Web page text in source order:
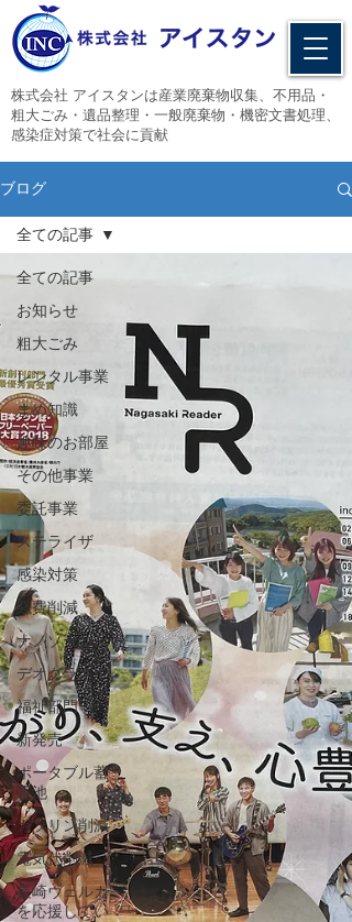
​株式会社 アイスタンは産業廃棄物収集、不用品・
粗大ごみ・遺品整理・一般廃棄物・機密文書処理、
感染症対策で社会に貢献
ブログ
全ての記事
お知らせ
粗大ごみ
レンタル事業
まめ知識
趣味のお部屋
その他事業
委託事業
ステライザ
感染対策
経費削減
ナノゾーン
デオグラス
福祉部門
新発売
ポータブル蓄
電池
ガソリン削減
電気代削減
長崎ヴェルカ
を応援してい
全ての記事